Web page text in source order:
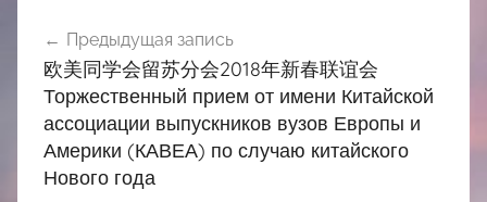
по
записям
Предыдущая запись
欧美同学会留苏分会2018年新春联谊会
Торжественный прием от имени Китайской
ассоциации выпускников вузов Европы и
Америки (КАВЕА) по случаю китайского
Нового года